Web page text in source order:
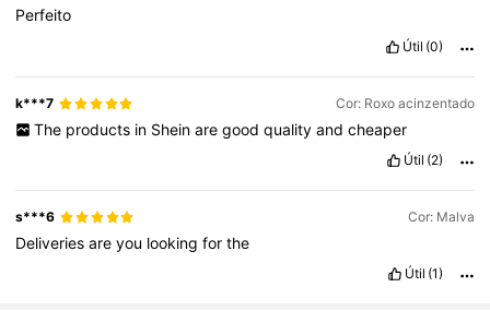
Perfeito
Útil (0)
k***7 Cor: Roxo acinzentado
The products in Shein are good quality and cheaper
Útil (2)
s***6 Cor: Malva
Deliveriesareyou lookingforthe
Útil (1)